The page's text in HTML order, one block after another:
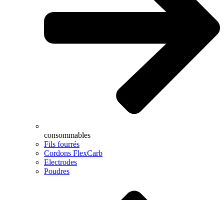
consommables
Fils fourrés
Cordons FlexCarb
Electrodes
Poudres